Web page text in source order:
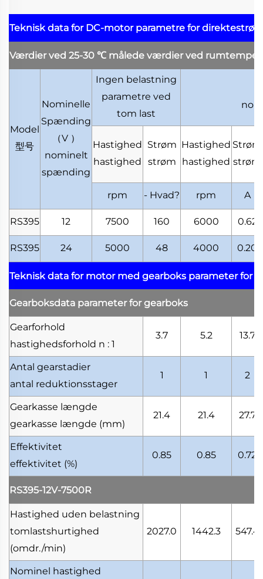
Teknisk data for DC-motor parametre for
Værdier ved 25-30 ℃ målede værdier ved
Model
型号
Nominelle
Spænding
（V ）
nominelt
spænding
Ingen belastning
parametre ved
tom last
Hastighed
hastighed
Strøm
strøm
Hastighed
hastighed
Strøm
strøm
rpm - Hvad? rpm A
RS395 12 7500 160 6000 0.62
RS395 24 5000 48 4000 0.20
Teknisk data for motor med gearboks parameter for
Gearboksdata parameter for gearboks
Gearforhold
hastighedsforhold n : 1
3.7 5.2 13.7
Antal gearstadier
antal reduktionsstager
1 1 2
Gearkasse længde
gearkasse længde (mm)
21.4 21.4 27.7
Effektivitet
effektivitet (%)
0.85 0.85 0.72
RS395-12V-7500R
Hastighed uden belastning
tomlastshurtighed
(omdr./min)
2027.0 1442.3 547.4
Nominel hastighed